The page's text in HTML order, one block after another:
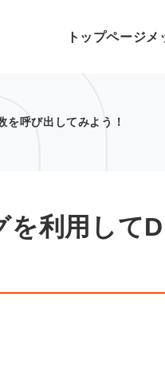
トップページメ
呼び出してみよう！
を利用して